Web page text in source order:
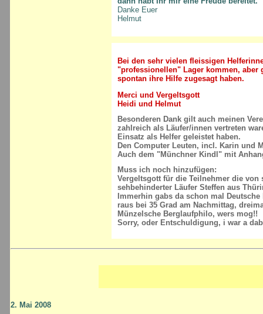
Danke Euer
Helmut
Bei den sehr vielen fleissigen
"professionellen" Lager kommen, aber
spontan ihre Hilfe zugesagt haben.
Merci und Vergeltsgott
Heidi und Helmut
Besonderen Dank gilt auch meinen
zahlreich als Läufer/innen vertreten
Einsatz als Helfer geleistet haben.
Den Computer Leuten, incl. Karin und
Auch dem "Münchner Kindl" mit
Muss ich noch hinzufügen:
Vergeltsgott für die Teilnehmer die
sehbehinderter Läufer Steffen aus
Immerhin gabs da schon mal
raus bei 35 Grad am Nachmittag,
Münzelsche Berglaufphilo, wers mog!!
Sorry, oder Entschuldigung, i war a
2. Mai 2008